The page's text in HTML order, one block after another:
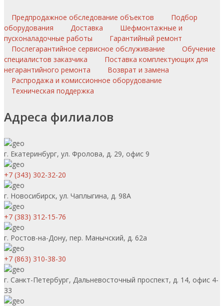
Предпродажное обследование объектов
Подбор
оборудования
Доставка
Шефмонтажные и
пусконаладочные работы
Гарантийный ремонт
Послегарантийное сервисное обслуживание
Обучение
специалистов заказчика
Поставка комплектующих для
негарантийного ремонта
Возврат и замена
Распродажа и комиссионное оборудование
Техническая поддержка
Адреса филиалов
г. Екатеринбург, ул. Фролова, д. 29, офис 9
+7 (343) 302-32-20
г. Новосибирск, ул. Чаплыгина, д. 98А
+7 (383) 312-15-76
г. Ростов-на-Дону, пер. Манычский, д. 62а
+7 (863) 310-38-30
г. Санкт-Петербург, Дальневосточный проспект, д. 14, офис 4-
33